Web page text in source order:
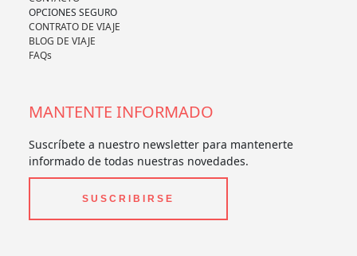
OPCIONES SEGURO
CONTRATO DE VIAJE
BLOG DE VIAJE
FAQs
MANTENTE INFORMADO
Suscríbete a nuestro newsletter para mantenerte
informado de todas nuestras novedades.
SUSCRIBIRSE